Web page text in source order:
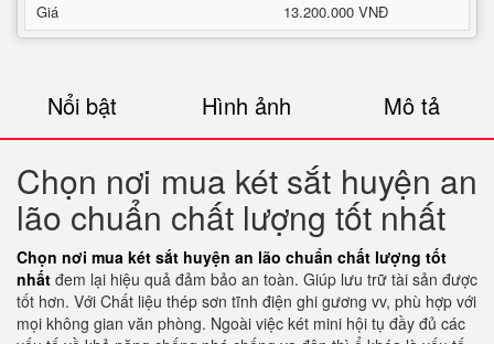
Giá
13.200.000 VNĐ
Nổi bật Hình ảnh Mô tả
Chọn nơi mua két sắt huyện an
lão chuẩn chất lượng tốt nhất
Chọn nơi mua két sắt huyện an lão chuẩn chất lượng tốt
nhất đem lại hiệu quả đảm bảo an toàn. Giúp lưu trữ tài sản được
tốt hơn. Với Chất liệu thép sơn tĩnh điện ghi gương vv, phù hợp với
mọi không gian văn phòng. Ngoài việc két mini hội tụ đầy đủ các